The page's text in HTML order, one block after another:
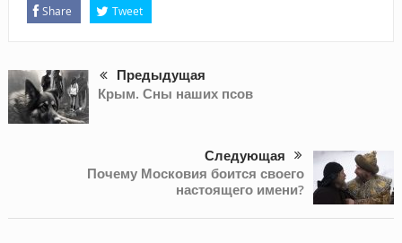
Share Tweet
Предыдущая
Крым. Сны наших псов
Следующая
Почему Московия боится своего
настоящего имени?